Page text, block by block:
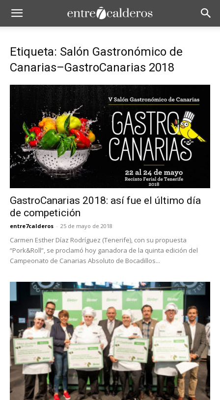
Etiqueta: Salón Gastronómico de
Canarias–GastroCanarias 2018
GastroCanarias 2018: así fue el último día
de competición
entre7calderos - 25 de mayo de 2018
Carmen Esther Díaz Rodríguez (Tenerife), con su propuesta
“Pork&Roll”, se proclamó hoy ganadora de la quinta edición del
Campeonato de Canarias Absoluto de Bocadillos...